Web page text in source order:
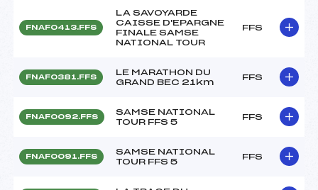
FNAF0413.FFS
LA SAVOYARDE
CAISSE D'EPARGNE
FINALE SAMSE
NATIONAL TOUR
FFS
FNAF0381.FFS
LE MARATHON DU
GRAND BEC 21km
FFS
FNAF0092.FFS
SAMSE NATIONAL
TOUR FFS 5
FFS
FNAF0091.FFS
SAMSE NATIONAL
TOUR FFS 5
FFS